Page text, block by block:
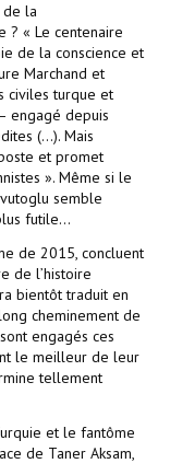
de la
? « Le centenaire
de la conscience et
Marchand et
civiles turque et
engagé depuis
(…). Mais
et promet
». Même si le
semble
futile…
de 2015, concluent
de l’histoire
bientôt traduit en
cheminement de
engagés ces
le meilleur de leur
tellement
et le fantôme
de Taner Aksam,